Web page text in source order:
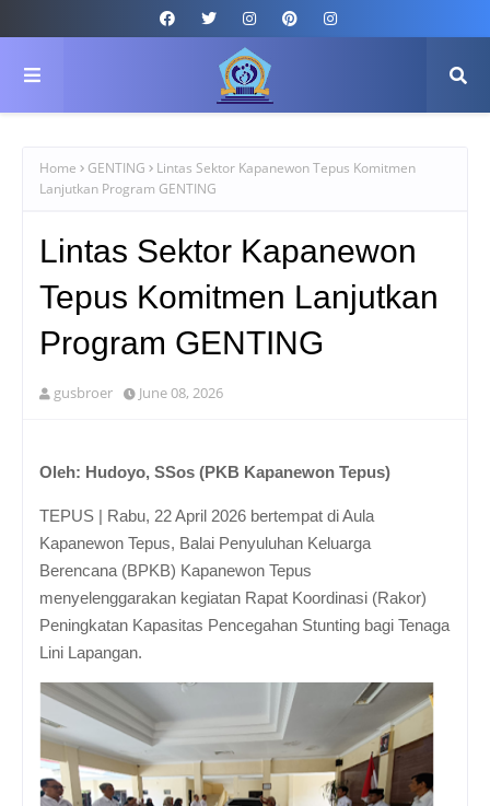
Home GENTING
Lintas Sektor Kapanewon Tepus Komitmen
Lanjutkan Program GENTING
Lintas Sektor Kapanewon
Tepus Komitmen Lanjutkan
Program GENTING
gusbroer June 08, 2026
Oleh: Hudoyo, SSos (PKB Kapanewon Tepus)
TEPUS | Rabu, 22 April 2026 bertempat di Aula
Kapanewon Tepus, Balai Penyuluhan Keluarga
Berencana (BPKB) Kapanewon Tepus
menyelenggarakan kegiatan Rapat Koordinasi (Rakor)
Peningkatan Kapasitas Pencegahan Stunting bagi Tenaga
Lini Lapangan.